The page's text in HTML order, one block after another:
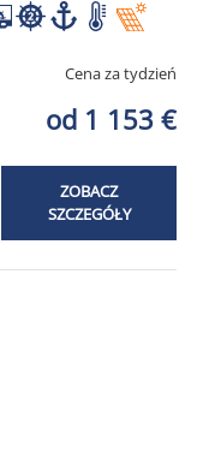
Cena za tydzień
od 1 153 €
ZOBACZ
SZCZEGÓŁY